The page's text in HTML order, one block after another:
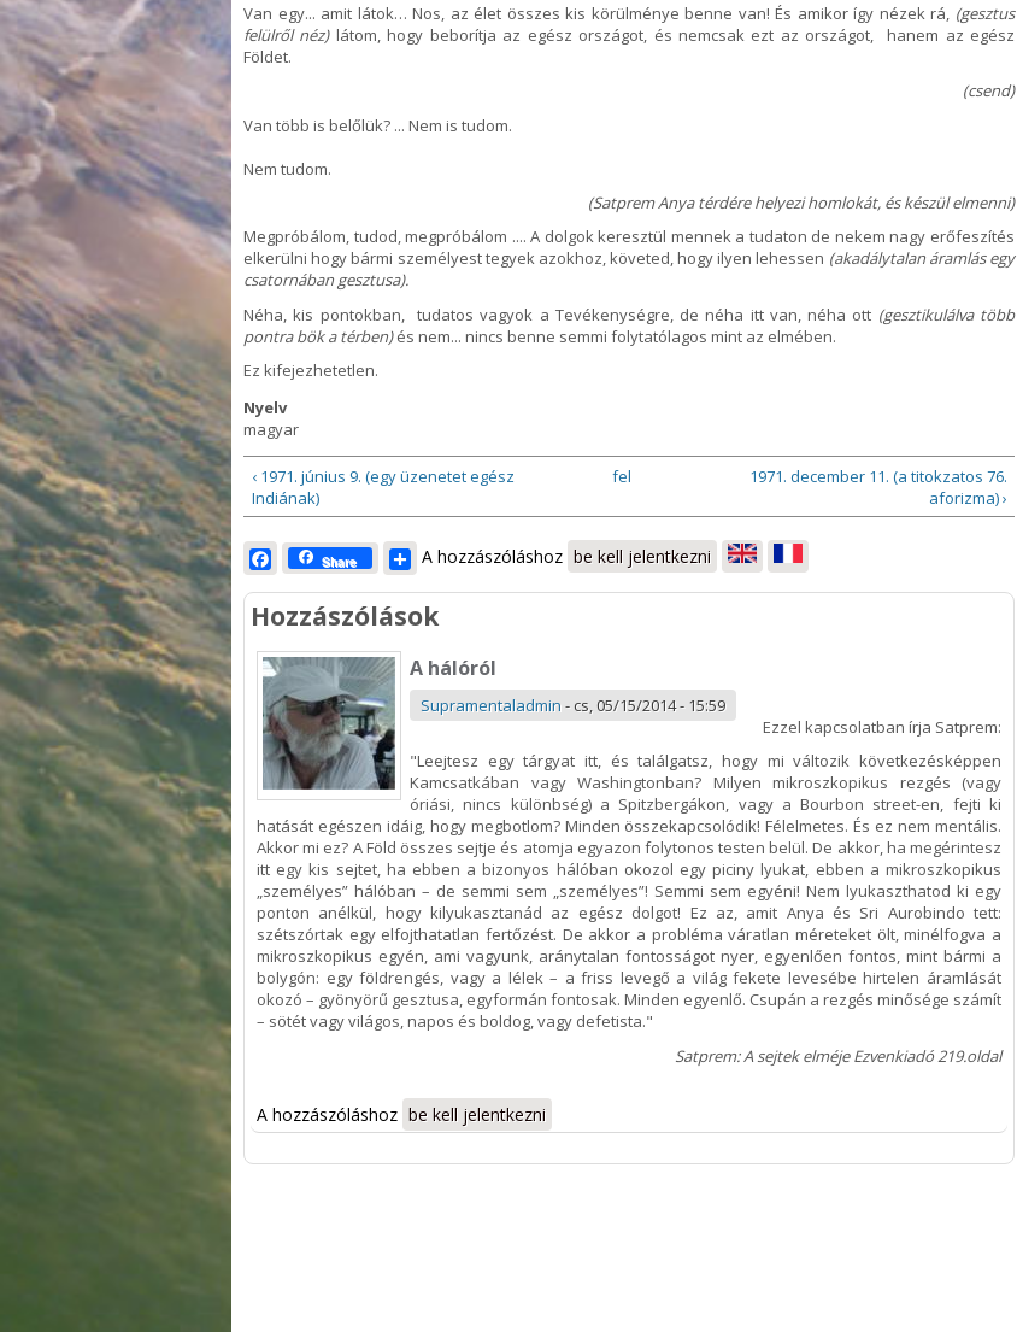
Van egy... amit látok… Nos, az élet összes kis körülménye benne van! És amikor így nézek rá, (gesztus
felülről néz) látom, hogy beborítja az egész országot, és nemcsak ezt az országot, hanem az egész
Földet.
(csend)
Van több is belőlük? ... Nem is tudom.
Nem tudom.
(Satprem Anya térdére helyezi homlokát, és készül elmenni)
Megpróbálom, tudod,megpróbálom .... A dolgok keresztül mennek a tudaton de nekem nagy erőfeszítés
elkerülni hogy bármi személyest tegyek azokhoz, követed, hogy ilyen lehessen (akadálytalan áramlás egy
csatornában gesztusa).
Néha, kis pontokban, tudatos vagyok a Tevékenységre, de néha itt van, néha ott (gesztikulálva több
pontra bök a térben)és nem... nincs benne semmi folytatólagos mint az elmében.
Ez kifejezhetetlen.
Nyelv
magyar
‹ 1971. június 9. (egy üzenetet egész
Indiának)
fel
1971. december 11. (a titokzatos 76.
aforizma) ›
Facebook
Share Share
A hozzászóláshoz be kell jelentkezni
Hozzászólások
A hálóról
Supramentaladmin- cs, 05/15/2014 - 15:59
Ezzel kapcsolatban írja Satprem:
"Leejtesz egy tárgyat itt, és találgatsz, hogy mi változik következésképpen
Kamcsatkában vagy Washingtonban? Milyen mikroszkopikus rezgés (vagy
óriási, nincs különbség) a Spitzbergákon, vagy a Bourbon street-en, fejti ki
hatását egészen idáig, hogy megbotlom? Minden összekapcsolódik! Félelmetes. És ez nem mentális.
Akkor mi ez? A Föld összes sejtje és atomja egyazon folytonos testen belül. De akkor, ha megérintesz
itt egy kis sejtet, ha ebben a bizonyos hálóban okozol egy piciny lyukat, ebben a mikroszkopikus
„személyes” hálóban – de semmi sem „személyes”! Semmi sem egyéni! Nem lyukaszthatod ki egy
ponton anélkül, hogy kilyukasztanád az egész dolgot! Ez az, amit Anya és Sri Aurobindo tett:
szétszórtak egy elfojthatatlan fertőzést. De akkor a probléma váratlan méreteket ölt, minélfogva a
mikroszkopikus egyén, ami vagyunk, aránytalan fontosságot nyer, egyenlően fontos, mint bármi a
bolygón: egy földrengés, vagy a lélek – a friss levegő a világ fekete levesébe hirtelen áramlását
okozó – gyönyörű gesztusa, egyformán fontosak. Minden egyenlő. Csupán a rezgés minősége számít
– sötét vagy világos, napos és boldog, vagy defetista."
Satprem: A sejtek elméje Ezvenkiadó 219.oldal
A hozzászóláshoz be kell jelentkezni